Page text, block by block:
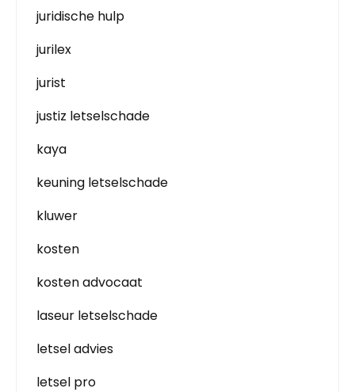
juridische hulp
jurilex
jurist
justiz letselschade
kaya
keuning letselschade
kluwer
kosten
kosten advocaat
laseur letselschade
letsel advies
letsel pro